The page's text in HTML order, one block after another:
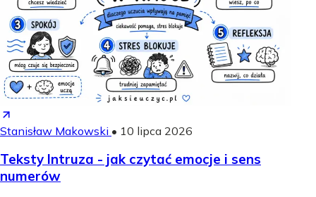
Stanisław Makowski • 10 lipca 2026
Teksty Intruza - jak czytać emocje i sens
numerów